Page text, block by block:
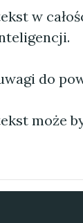
w
do
może